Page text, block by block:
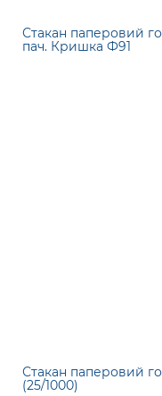
Стакан паперовий
пач. Кришка Ф91
Стакан паперовий
(25/1000)